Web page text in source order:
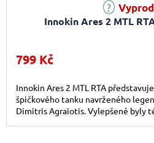
Innokin Ares 2 MTL
799 Kč
Innokin Ares 2 MTL RTA
špičkového tanku navrženého
Dimitris Agraiotis. Vylepšené byly